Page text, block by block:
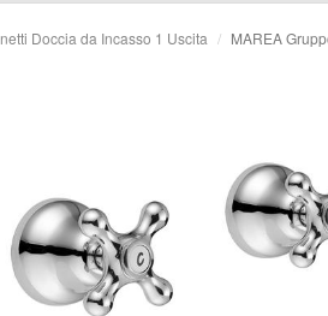
Doccia da Incasso 1 Uscita MAREA